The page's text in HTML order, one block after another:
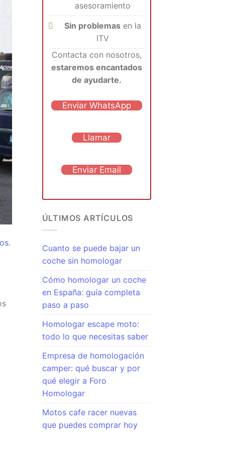
.
asesoramiento
Sin problemas en la
ITV
Contacta con nosotros,
estaremos encantados
de ayudarte.
Enviar WhatsApp
Llamar
Enviar Email
ÚLTIMOS ARTÍCULOS
Cuanto se puede bajar un
coche sin homologar
Cómo homologar un coche
en España: guía completa
paso a paso
Homologar escape moto:
todo lo que necesitas saber
Empresa de homologación
camper: qué buscar y por
qué elegir a Foro
Homologar
Motos cafe racer nuevas
que puedes comprar hoy